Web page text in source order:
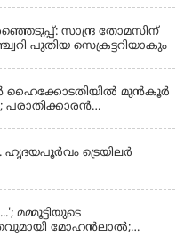
സാന്ദ്ര തോമസിന്
പുതിയ സെക്രട്ടറിയാകും
ഹൈക്കോടതിയിൽ മുൻ‌കൂർ
പരാതിക്കാരൻ
ഹൃദയപൂര്‍വം ട്രെയിലര്‍
മമ്മൂട്ടിയുടെ
മോഹന്‍ലാല്‍;